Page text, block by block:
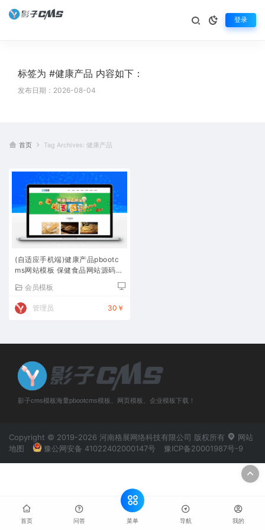
登录
标签为 #健康产品 内容如下：
发布日期：2026-08-04
首页 Tag Archives: 健康产品
(自适应手机端)健康产品pbootc
ms网站模板 保健食品网站源码下
会员模板
管理员 30￥
影子cms模板海量pbootcms模板、网页模板、企业模板下载！
Copyright © 2019-2026 河南格展网络科技有限公司 版权所有
网站
地图
豫公网安备 41022402000147号 豫ICP备20001987号-9
首页 问答 菜单 导航 我的